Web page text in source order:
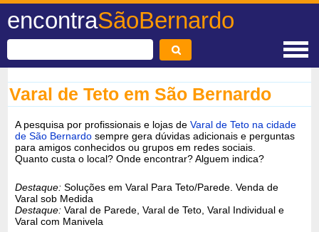
encontraSãoBernardo
Varal de Teto em São Bernardo
A pesquisa por profissionais e lojas deVaral de Teto na cidade
de São Bernardo sempre gera dúvidas adicionais e perguntas
para amigos conhecidos ou grupos em redes sociais.
Quanto custa o local? Onde encontrar? Alguem indica?
Destaque: Soluções em Varal Para Teto/Parede. Venda de
Varal sob Medida
Destaque: Varal de Parede, Varal de Teto, Varal Individual e
Varal com Manivela